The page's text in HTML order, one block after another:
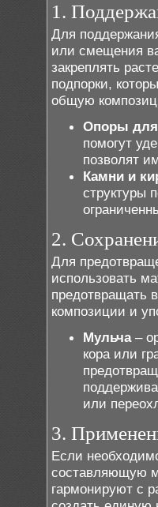
1.
Для
или смещения
закреплять
подпорки,
общую
Опоры для
помогут
позволят
Камни и
структуры
2.
Для
использовать
предотвращать
композиции и
Мульча–
кора или
или
3.
Если
составляющую
гармонируют с